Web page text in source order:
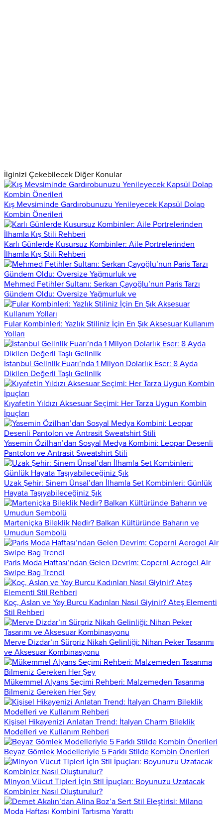
İlginizi Çekebilecek Diğer Konular
Kış Mevsiminde Gardırobunuzu Yenileyecek Kapsül Dolap
Kombin Önerileri
Karlı Günlerde Kusursuz Kombinler: Aile Portrelerinden
İlhamla Kış Stili Rehberi
Mehmed Fetihler Sultanı: Serkan Çayoğlu’nun Paris Tarzı
Gündem Oldu: Oversize Yağmurluk ve
Fular Kombinleri: Yazlık Stiliniz İçin En Şık Aksesuar Kullanım
Yolları
İstanbul Gelinlik Fuarı’nda 1 Milyon Dolarlık Eser: 8 Ayda
Dikilen Değerli Taşlı Gelinlik
Kıyafetin Yıldızı Aksesuar Seçimi: Her Tarza Uygun Kombin
İpuçları
Yasemin Özilhan’dan Sosyal Medya Kombini: Leopar Desenli
Pantolon ve Antrasit Sweatshirt Stili
Uzak Şehir: Sinem Ünsal’dan İlhamla Set Kombinleri: Günlük
Hayata Taşıyabileceğiniz Şık
Marteniçka Bileklik Nedir? Balkan Kültüründe Baharın ve
Umudun Sembolü
Paris Moda Haftası’ndan Gelen Devrim: Coperni Aerogel Air
Swipe Bag Trendi
Koç, Aslan ve Yay Burcu Kadınları Nasıl Giyinir? Ateş Elementi
Stil Rehberi
Merve Dizdar’ın Sürpriz Nikah Gelinliği: Nihan Peker Tasarımı
ve Aksesuar Kombinasyonu
Mükemmel Alyans Seçimi Rehberi: Malzemeden Tasarıma
Bilmeniz Gereken Her Şey
Kişisel Hikayenizi Anlatan Trend: İtalyan Charm Bileklik
Modelleri ve Kullanım Rehberi
Beyaz Gömlek Modelleriyle 5 Farklı Stilde Kombin Önerileri
Minyon Vücut Tipleri İçin Stil İpuçları: Boyunuzu Uzatacak
Kombinler Nasıl Oluşturulur?